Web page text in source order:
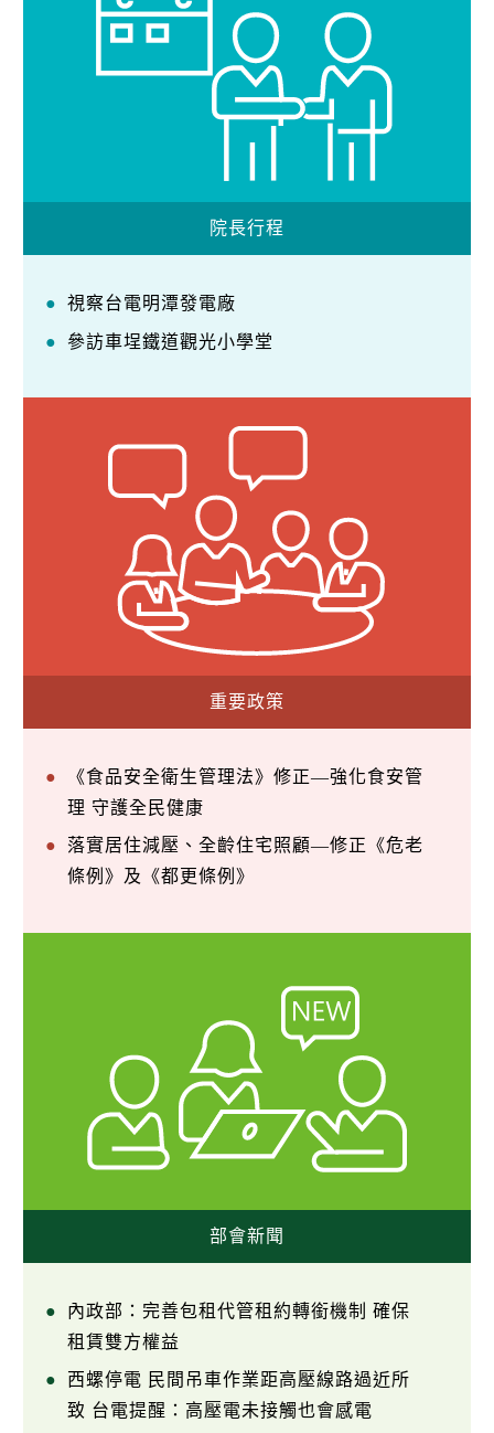
院長行程
視察台電明潭發電廠
參訪車埕鐵道觀光小學堂
重要政策
《食品安全衛生管理法》修正—強化食安管
理 守護全民健康
落實居住減壓、全齡住宅照顧—修正《危老
條例》及《都更條例》
部會新聞
內政部：完善包租代管租約轉銜機制 確保
租賃雙方權益
西螺停電 民間吊車作業距高壓線路過近所
致 台電提醒：高壓電未接觸也會感電